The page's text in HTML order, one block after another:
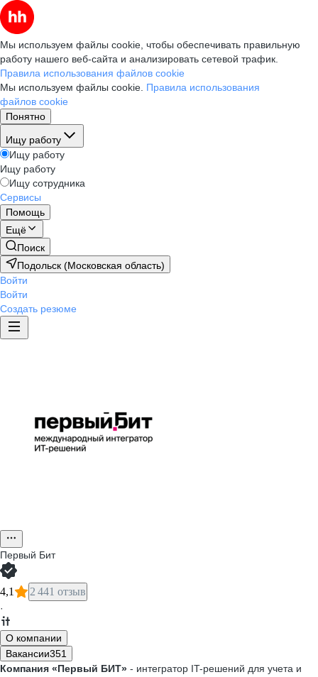
Мы используем файлы cookie, чтобы обеспечивать правильную
работу нашего веб-сайта и анализировать сетевой трафик.
Правила использования файлов cookie
Мы используем файлы cookie. Правила использования
файлов cookie
Понятно
Ищу работу
Ищу работу
Ищу работу
Ищу сотрудника
Сервисы
Помощь
Ещё
Поиск
Подольск (Московская область)
Войти
Войти
Создать резюме
Первый Бит
4,1 2 441 отзыв
·
О компании
Вакансии351
Компания «Первый БИТ» - интегратор IT-решений для учета и